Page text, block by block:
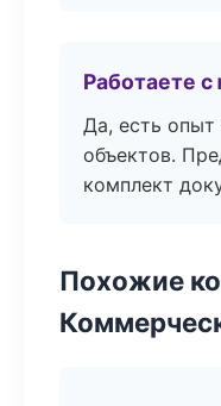
Работаете
Да, есть
объектов.
комплект
Похожие